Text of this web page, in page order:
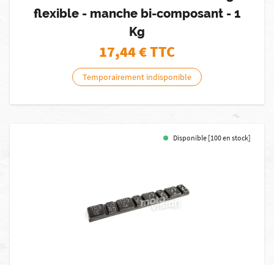
flexible - manche bi-composant - 1
Kg
17,44€ TTC
Temporairement indisponible
Disponible [100 en stock]